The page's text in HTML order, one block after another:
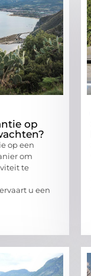
op
op een
om
te
u een